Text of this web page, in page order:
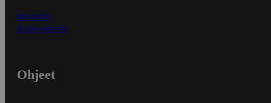
Myymälät
Asiakaspalvelu
Ohjeet